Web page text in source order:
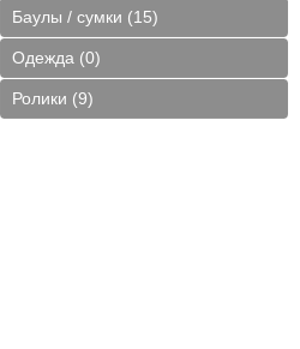
Баулы / сумки (15)
Одежда (0)
Ролики (9)